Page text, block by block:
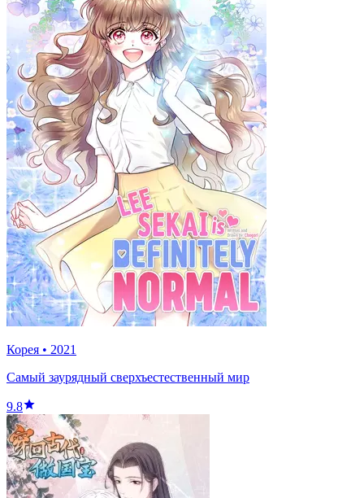
Корея • 2021
Самый заурядный сверхъестественный мир
9.8